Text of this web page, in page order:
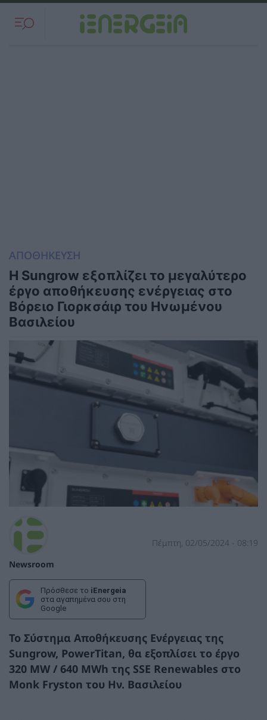
ΑΠΟΘΗΚΕΥΣΗ
Η Sungrow εξοπλίζει το μεγαλύτερο
έργο αποθήκευσης ενέργειας στο
Βόρειο Γιορκσάιρ του Ηνωμένου
Βασιλείου
Newsroom
Πέμπτη, 02/05/2024 - 08:19
Πρόσθεσε το iEnergeia
στα αγαπημένα σου στη
Google
Το Σύστημα Αποθήκευσης Ενέργειας της
Sungrow, PowerTitan, θα εξοπλίσει το έργο
320 MW / 640 MWh της SSE Renewables στο
Monk Fryston του Ην. Βασιλείου